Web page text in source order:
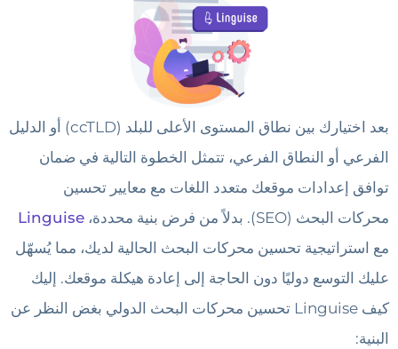
بعد اختيارك بين نطاق المستوى الأعلى للبلد (ccTLD) أو الدليل
الفرعي أو النطاق الفرعي، تتمثل الخطوة التالية في ضمان
توافق إعدادات موقعك متعدد اللغات مع معايير تحسين
محركات البحث (SEO). بدلاً من فرض بنية محددة،
Linguise
مع استراتيجية تحسين محركات البحث الحالية لديك، مما يُسهّل
عليك التوسع دوليًا دون الحاجة إلى إعادة هيكلة موقعك. إليك
كيف Linguise تحسين محركات البحث الدولي بغض النظر عن
البنية: